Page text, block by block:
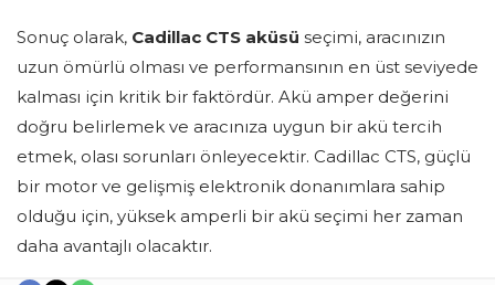
Sonuç olarak, Cadillac CTS aküsü seçimi, aracınızın
uzun ömürlü olması ve performansının en üst seviyede
kalması için kritik bir faktördür. Akü amper değerini
doğru belirlemek ve aracınıza uygun bir akü tercih
etmek, olası sorunları önleyecektir. Cadillac CTS, güçlü
bir motor ve gelişmiş elektronik donanımlara sahip
olduğu için, yüksek amperli bir akü seçimi her zaman
daha avantajlı olacaktır.